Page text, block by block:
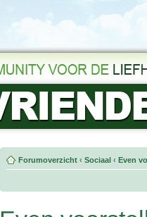
Forumoverzicht ‹ Sociaal ‹ Even